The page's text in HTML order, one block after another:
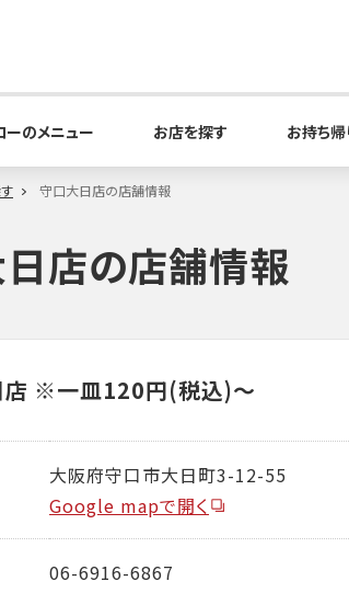
ーのメニュー お店を探す お持ち
守口大日店の店舗情報
店の店舗情報
※一皿120円(税込)～
大阪府守口市大日町3-12-55
Google mapで開く
06-6916-6867